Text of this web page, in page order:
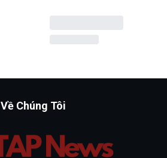
Về Chúng Tôi